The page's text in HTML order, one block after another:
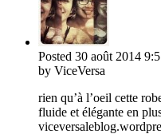
Posted 30 août 2014
by ViceVersa
rien qu’à l’oeil cette
fluide et élégante en